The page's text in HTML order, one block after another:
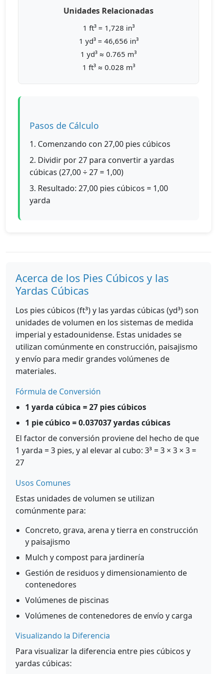
Unidades Relacionadas
1 ft³ = 1,728 in³
1 yd³ = 46,656 in³
1 yd³ ≈ 0.765 m³
1 ft³ ≈ 0.028 m³
Pasos de Cálculo
1. Comenzando con 27,00 pies cúbicos
2. Dividir por 27 para convertir a yardas
cúbicas (27,00 ÷ 27 = 1,00)
3. Resultado: 27,00 pies cúbicos = 1,00
yarda
Acerca de los Pies Cúbicos y las
Yardas Cúbicas
Los pies cúbicos (ft³) y las yardas cúbicas (yd³) son
unidades de volumen en los sistemas de medida
imperial y estadounidense. Estas unidades se
utilizan comúnmente en construcción, paisajismo
y envío para medir grandes volúmenes de
materiales.
Fórmula de Conversión
1 yarda cúbica = 27 pies cúbicos
1 pie cúbico = 0.037037 yardas cúbicas
El factor de conversión proviene del hecho de que
1 yarda = 3 pies, y al elevar al cubo: 3³ = 3 × 3 × 3 =
27
Usos Comunes
Estas unidades de volumen se utilizan
comúnmente para:
Concreto, grava, arena y tierra en construcción
y paisajismo
Mulch y compost para jardinería
Gestión de residuos y dimensionamiento de
contenedores
Volúmenes de piscinas
Volúmenes de contenedores de envío y carga
Visualizando la Diferencia
Para visualizar la diferencia entre pies cúbicos y
yardas cúbicas: